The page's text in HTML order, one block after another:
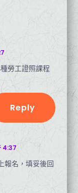
勞工證照課程
Reply
4:37
報名，填妥後回